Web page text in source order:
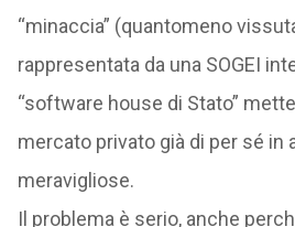
“minaccia” (quantomeno
rappresentata da una SOGEI
“software house di Stato”
mercato privato già di per sé in
meravigliose.
Il problema è serio, anche